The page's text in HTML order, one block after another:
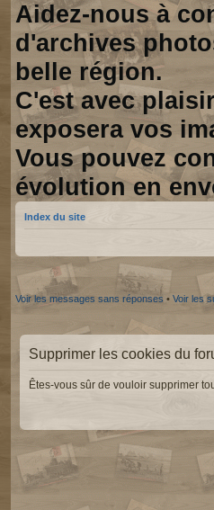
Aidez-nous à
d'archives
belle région.
C'est avec
exposera vos
Vous pouvez
évolution en
Index du site
Voir les messages sans réponses • Voir les
Supprimer les cookies du
Êtes-vous sûr de vouloir supprimer